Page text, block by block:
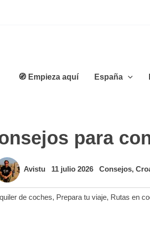
🧭 Empieza aquí España
para
Avistu 11 julio 2026 Consejos,
de coches, Prepara tu viaje, Rutas en